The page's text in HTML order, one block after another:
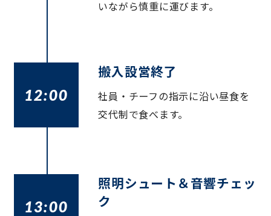
いながら慎重に運びます。
12:00
搬入設営終了
社員・チーフの指示に沿い昼食を
交代制で食べます。
13:00
照明シュート＆音響チェッ
ク